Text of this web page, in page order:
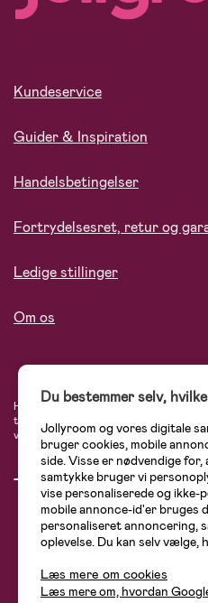
Kundeservice
Guider & Inspiration
Handelsbetingelser
Fortrydelsesret, retur og
Ledige stillinger
Om os
Hos Jollyroom.dk finder du et stort
tryg, når du handler hos os. I vores
varemærker som Britax, Maxi-Cosi,
Du bestemmer selv,
Jollyroom og vores digitale
bruger cookies, mobile
side. Visse er nødvendige
samtykke bruger vi
vise personaliserede og ikke-
mobile annonce-id'er bruges
personaliseret annoncering,
oplevelse. Du kan selv vælge,
Læs mere om cookies
Læs mere om, hvordan